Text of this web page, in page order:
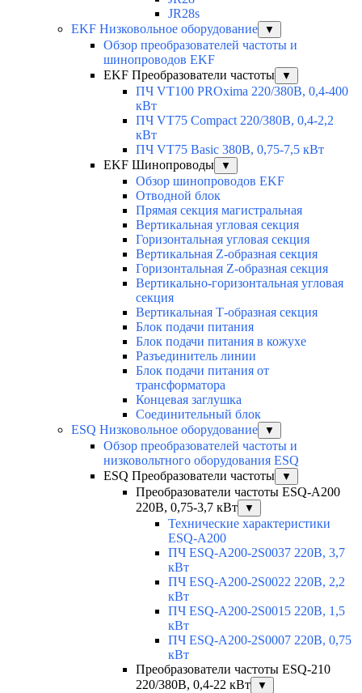
JR28s
EKF Низковольное оборудование
▼
Обзор преобразователей частоты и
шинопроводов EKF
EKF Преобразователи частоты
▼
ПЧ VT100 PROxima 220/380В, 0,4-400
кВт
ПЧ VT75 Compact 220/380В, 0,4-2,2
кВт
ПЧ VT75 Basic 380В, 0,75-7,5 кВт
EKF Шинопроводы
▼
Обзор шинопроводов EKF
Отводной блок
Прямая секция магистральная
Вертикальная угловая секция
Горизонтальная угловая секция
Вертикальная Z-образная секция
Горизонтальная Z-образная секция
Вертикально-горизонтальная угловая
секция
Вертикальная Т-образная секция
Блок подачи питания
Блок подачи питания в кожухе
Разъединитель линии
Блок подачи питания от
трансформатора
Концевая заглушка
Соединительный блок
ESQ Низковольное оборудование
▼
Обзор преобразователей частоты и
низковольтного оборудования ESQ
ESQ Преобразователи частоты
▼
Преобразователи частоты ESQ-A200
220В, 0,75-3,7 кВт
▼
Технические характеристики
ESQ-A200
ПЧ ESQ-A200-2S0037 220В, 3,7
кВт
ПЧ ESQ-A200-2S0022 220В, 2,2
кВт
ПЧ ESQ-A200-2S0015 220В, 1,5
кВт
ПЧ ESQ-A200-2S0007 220В, 0,75
кВт
Преобразователи частоты ESQ-210
220/380В, 0,4-22 кВт
▼